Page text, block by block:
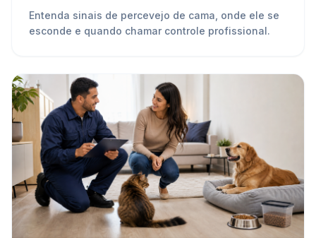
Entenda sinais de percevejo de cama, onde ele se
esconde e quando chamar controle profissional.